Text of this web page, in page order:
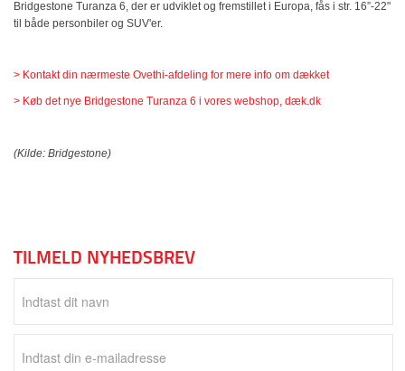
Bridgestone Turanza 6, der er udviklet og fremstillet i Europa, fås i str. 16”-22"
til både personbiler og SUV'er.
> Kontakt din nærmeste Ovethi-afdeling for mere info om dækket
> Køb det nye Bridgestone Turanza 6 i vores webshop, dæk.dk
(Kilde: Bridgestone)
TILMELD NYHEDSBREV